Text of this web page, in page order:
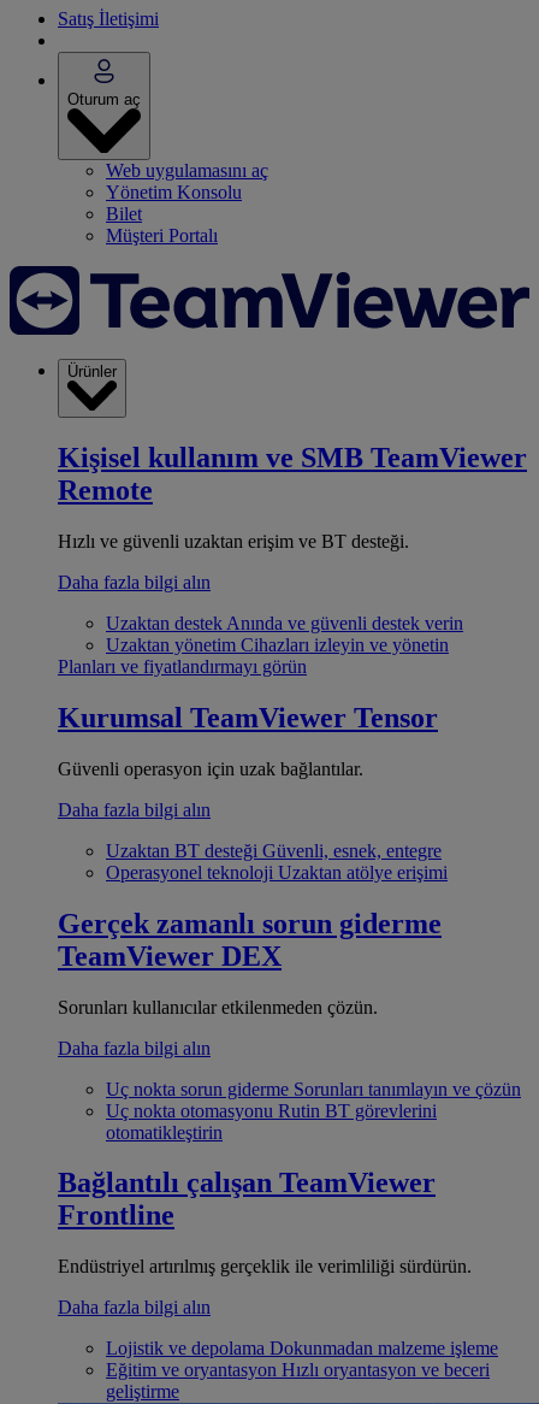
Satış İletişimi
Oturum aç
Web uygulamasını aç
Yönetim Konsolu
Bilet
Müşteri Portalı
Ürünler
Kişisel kullanım ve SMB TeamViewer
Remote
Hızlı ve güvenli uzaktan erişim ve BT desteği.
Daha fazla bilgi alın
Uzaktan destek Anında ve güvenli destek verin
Uzaktan yönetim Cihazları izleyin ve yönetin
Planları ve fiyatlandırmayı görün
Kurumsal TeamViewer Tensor
Güvenli operasyon için uzak bağlantılar.
Daha fazla bilgi alın
Uzaktan BT desteği Güvenli, esnek, entegre
Operasyonel teknoloji Uzaktan atölye erişimi
Gerçek zamanlı sorun giderme
TeamViewer DEX
Sorunları kullanıcılar etkilenmeden çözün.
Daha fazla bilgi alın
Uç nokta sorun giderme Sorunları tanımlayın ve çözün
Uç nokta otomasyonu Rutin BT görevlerini
otomatikleştirin
Bağlantılı çalışan TeamViewer
Frontline
Endüstriyel artırılmış gerçeklik ile verimliliği sürdürün.
Daha fazla bilgi alın
Lojistik ve depolama Dokunmadan malzeme işleme
Eğitim ve oryantasyon Hızlı oryantasyon ve beceri
geliştirme